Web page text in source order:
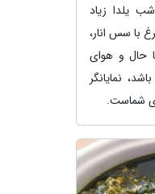
یلدا زیاد
با سس انار،
حال و هوای
نمایانگر
شماست.